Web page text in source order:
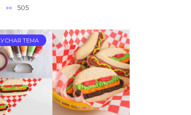
505
ТЕМА